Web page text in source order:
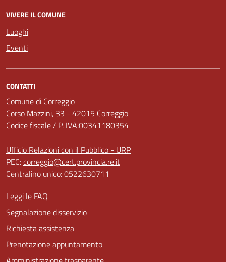
VIVERE IL COMUNE
Luoghi
Eventi
CONTATTI
Comune di Correggio
Corso Mazzini, 33 - 42015 Correggio
Codice fiscale / P. IVA:00341180354
Ufficio Relazioni con il Pubblico - URP
PEC:correggio@cert.provincia.re.it
Centralino unico: 0522630711
Leggi le FAQ
Segnalazione disservizio
Richiesta assistenza
Prenotazione appuntamento